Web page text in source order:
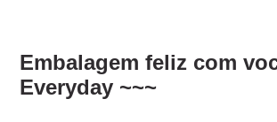
Embalagem feliz com
Everyday ~~~